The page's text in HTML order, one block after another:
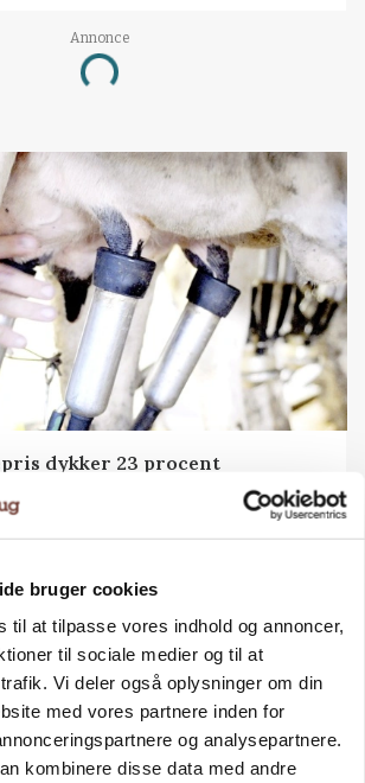
bruger cookies
til at tilpasse vores indhold og annoncer,
til sociale medier og til at
Vi deler også oplysninger om din
med vores partnere inden for
og analysepartnere.
kombinere disse data med andre
Annonce
Loading...
dykker 23 procent